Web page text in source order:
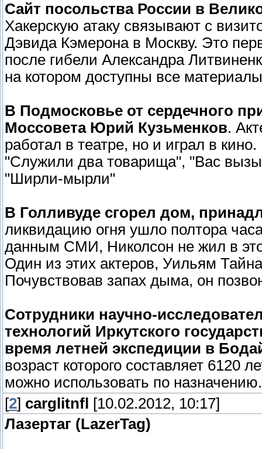
Сайт посольства России в
Хакерскую атаку связывают с
Дэвида Кэмерона в Москву. Это
после гибели Александра
на котором доступны все
В Подмосковье от сердечного
Моссовета Юрий Кузьменков.
работал в театре, но и играл в
"Служили два товарища", "Вас
"Ширли-мырли"
В Голливуде сгорел дом,
ликвидацию огня ушло полтора
данным СМИ, Николсон не жил в
Один из этих актеров, Уильям
Почувствовав запах дыма, он
Сотрудники научно-
технологий Иркутского
время летней экспедиции в
возраст которого составляет 6120
можно использовать по назначению.
[2] carglitnfl
[10.02.2012, 10:17]
Лазертаг (LazerTag)